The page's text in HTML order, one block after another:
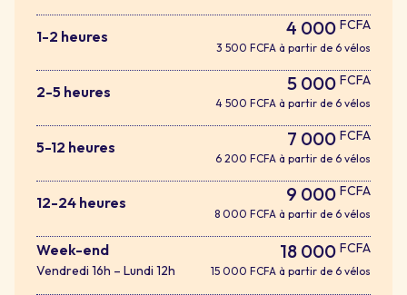
1-2 heures 4 000 FCFA
3 500 FCFA à partir de 6 vélos
2-5 heures 5 000 FCFA
4 500 FCFA à partir de 6 vélos
5-12 heures 7 000 FCFA
6 200 FCFA à partir de 6 vélos
12-24 heures 9 000 FCFA
8 000 FCFA à partir de 6 vélos
Week-end
Vendredi 16h – Lundi 12h
18 000 FCFA
15 000 FCFA à partir de 6 vélos